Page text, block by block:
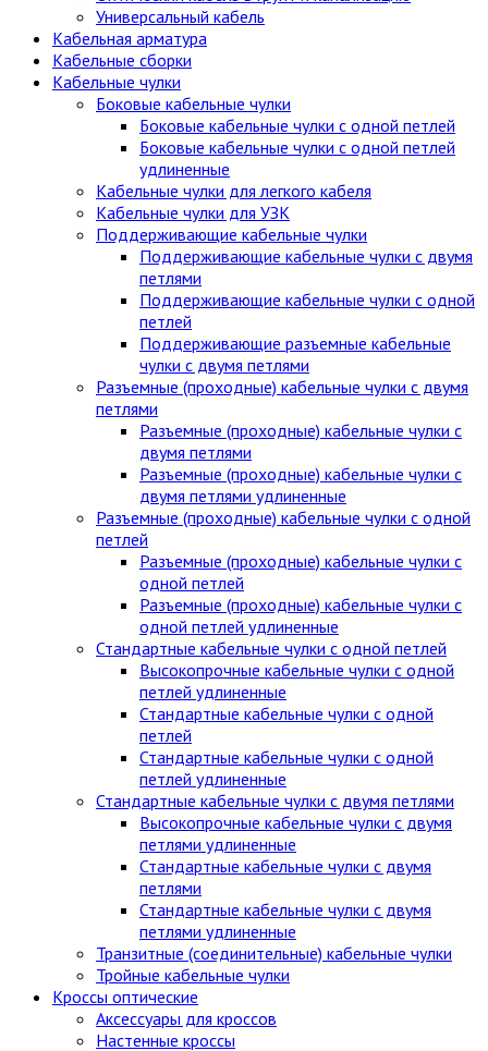
Универсальный кабель
Кабельная арматура
Кабельные сборки
Кабельные чулки
Боковые кабельные чулки
Боковые кабельные чулки с одной петлей
Боковые кабельные чулки с одной петлей
удлиненные
Кабельные чулки для легкого кабеля
Кабельные чулки для УЗК
Поддерживающие кабельные чулки
Поддерживающие кабельные чулки с двумя
петлями
Поддерживающие кабельные чулки с одной
петлей
Поддерживающие разъемные кабельные
чулки с двумя петлями
Разъемные (проходные) кабельные чулки с двумя
петлями
Разъемные (проходные) кабельные чулки с
двумя петлями
Разъемные (проходные) кабельные чулки с
двумя петлями удлиненные
Разъемные (проходные) кабельные чулки с одной
петлей
Разъемные (проходные) кабельные чулки с
одной петлей
Разъемные (проходные) кабельные чулки с
одной петлей удлиненные
Стандартные кабельные чулки c одной петлей
Высокопрочные кабельные чулки с одной
петлей удлиненные
Стандартные кабельные чулки с одной
петлей
Стандартные кабельные чулки с одной
петлей удлиненные
Стандартные кабельные чулки с двумя петлями
Высокопрочные кабельные чулки с двумя
петлями удлиненные
Стандартные кабельные чулки с двумя
петлями
Стандартные кабельные чулки с двумя
петлями удлиненные
Транзитные (соединительные) кабельные чулки
Тройные кабельные чулки
Кроссы оптические
Аксессуары для кроссов
Настенные кроссы